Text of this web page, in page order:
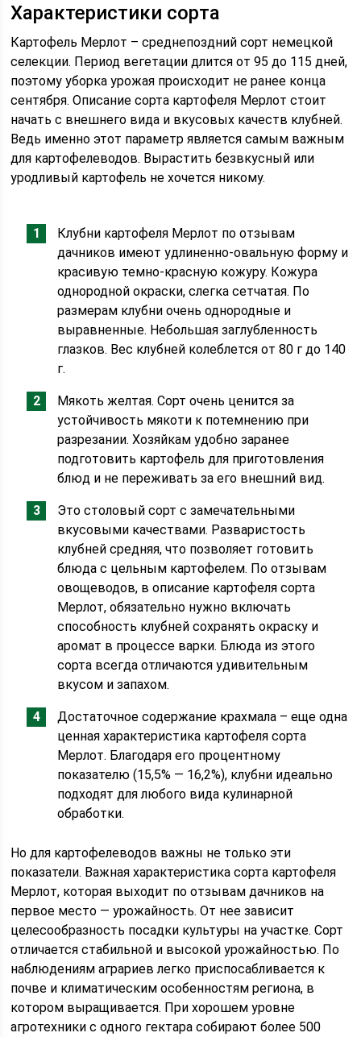
Характеристики сорта
Картофель Мерлот – среднепоздний сорт немецкой
селекции. Период вегетации длится от 95 до 115 дней,
поэтому уборка урожая происходит не ранее конца
сентября. Описание сорта картофеля Мерлот стоит
начать с внешнего вида и вкусовых качеств клубней.
Ведь именно этот параметр является самым важным
для картофелеводов. Вырастить безвкусный или
уродливый картофель не хочется никому.
Клубни картофеля Мерлот по отзывам
дачников имеют удлиненно-овальную форму и
красивую темно-красную кожуру. Кожура
однородной окраски, слегка сетчатая. По
размерам клубни очень однородные и
выравненные. Небольшая заглубленность
глазков. Вес клубней колеблется от 80 г до 140
г.
Мякоть желтая. Сорт очень ценится за
устойчивость мякоти к потемнению при
разрезании. Хозяйкам удобно заранее
подготовить картофель для приготовления
блюд и не переживать за его внешний вид.
Это столовый сорт с замечательными
вкусовыми качествами. Разваристость
клубней средняя, что позволяет готовить
блюда с цельным картофелем. По отзывам
овощеводов, в описание картофеля сорта
Мерлот, обязательно нужно включать
способность клубней сохранять окраску и
аромат в процессе варки. Блюда из этого
сорта всегда отличаются удивительным
вкусом и запахом.
Достаточное содержание крахмала – еще одна
ценная характеристика картофеля сорта
Мерлот. Благодаря его процентному
показателю (15,5% — 16,2%), клубни идеально
подходят для любого вида кулинарной
обработки.
Но для картофелеводов важны не только эти
показатели. Важная характеристика сорта картофеля
Мерлот, которая выходит по отзывам дачников на
первое место — урожайность. От нее зависит
целесообразность посадки культуры на участке. Сорт
отличается стабильной и высокой урожайностью. По
наблюдениям аграриев легко приспосабливается к
почве и климатическим особенностям региона, в
котором выращивается. При хорошем уровне
агротехники с одного гектара собирают более 500